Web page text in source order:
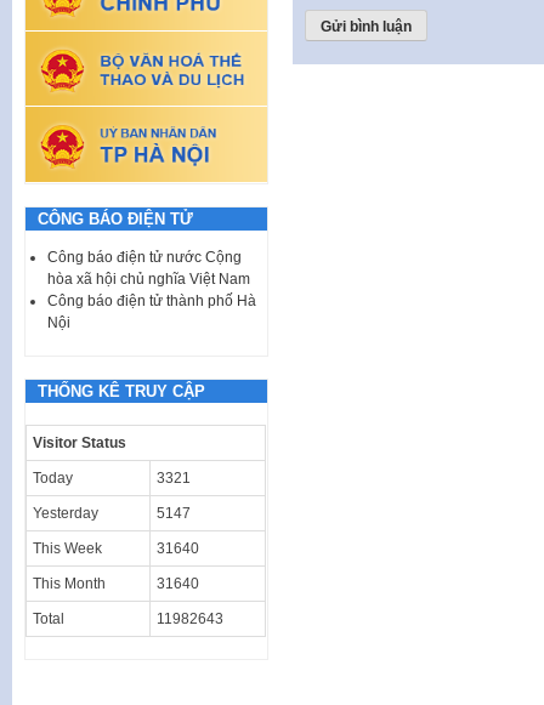
CÔNG BÁO ĐIỆN TỬ
Công báo điện tử nước Cộng
hòa xã hội chủ nghĩa Việt Nam
Công báo điện tử thành phố Hà
Nội
THỐNG KÊ TRUY CẬP
Visitor Status
Today 3321
Yesterday 5147
This Week 31640
This Month 31640
Total 11982643